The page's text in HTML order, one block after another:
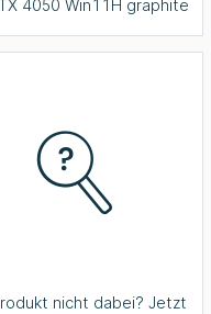
4050 Win11H graphite
nicht dabei? Jetzt